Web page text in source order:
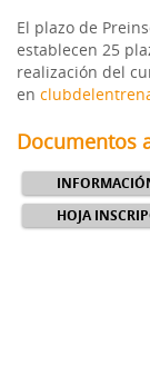
El plazo de
establecen 25
realización del
en
Documentos
HOJA